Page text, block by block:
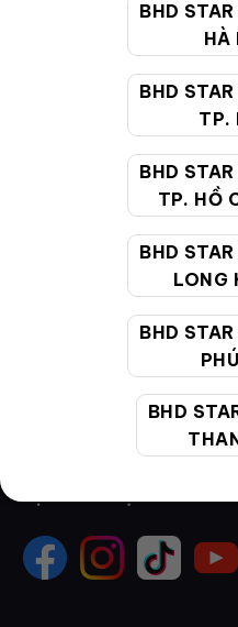
BHD
HÀ
BHD
TP.
BHD
TP. HỒ
BHD
LONG
BHD
BHD
Quy định thành viên
Hướng dẫn đặt vé trực
Quy định và chính sách
Chính sách bảo vệ thông
CHĂM SÓC KHÁCH
9:00 -
gồm cả Lễ, Tết)
MẠNG XÃ HỘI